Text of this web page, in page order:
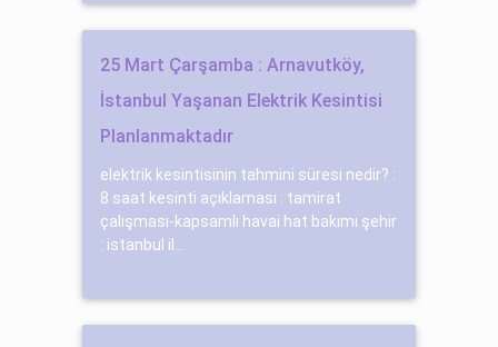
25 Mart Çarşamba : Arnavutköy,
İstanbul Yaşanan Elektrik Kesintisi
Planlanmaktadır
elektrik kesintisinin tahmini süresi nedir? :
8 saat kesinti açıklaması : tamirat
çalışması-kapsamlı havai hat bakımı şehir
: istanbul il...